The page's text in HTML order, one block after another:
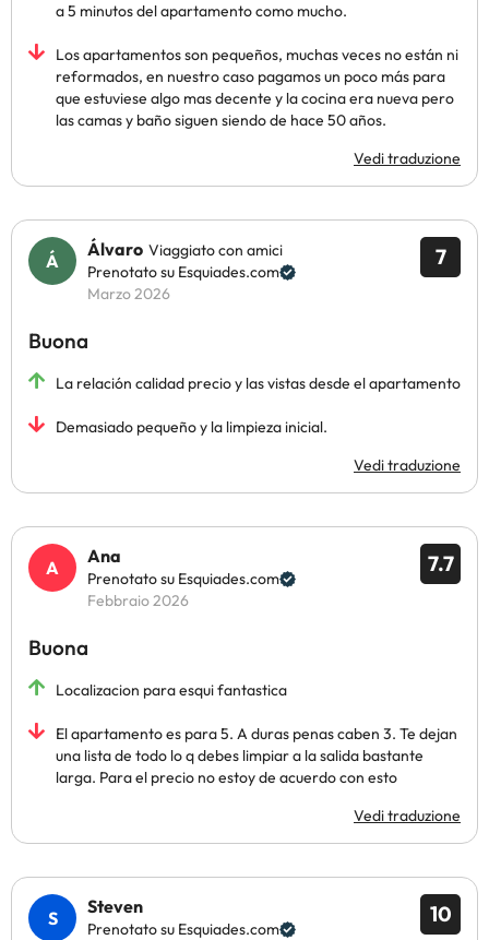
a 5 minutos del apartamento como mucho.
Los apartamentos son pequeños, muchas veces no están ni
reformados, en nuestro caso pagamos un poco más para
que estuviese algo mas decente y la cocina era nueva pero
las camas y baño siguen siendo de hace 50 años.
Vedi traduzione
7
Álvaro Viaggiato con amici
Prenotato su Esquiades.com
Marzo 2026
Buona
La relación calidad precio y las vistas desde el apartamento
Demasiado pequeño y la limpieza inicial.
Vedi traduzione
7.7
Ana
Prenotato su Esquiades.com
Febbraio 2026
Buona
Localizacion para esqui fantastica
El apartamento es para 5. A duras penas caben 3. Te dejan
una lista de todo lo q debes limpiar a la salida bastante
larga. Para el precio no estoy de acuerdo con esto
Vedi traduzione
10
Steven
Prenotato su Esquiades.com